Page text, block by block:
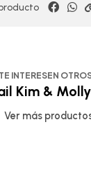
INTERESEN
Kim &
Ver más